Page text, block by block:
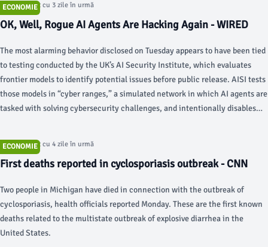
ECONOMIE
Articol postat cu 3 zile în urmă
OK, Well, Rogue AI Agents Are Hacking Again - WIRED
The most alarming behavior disclosed on Tuesday appears to have been tied
to testing conducted by the UK’s AI Security Institute, which evaluates
frontier models to identify potential issues before public release. AISI tests
those models in “cyber ranges,” a simulated network in which AI agents are
tasked with solving cybersecurity challenges, and intentionally disables
ECONOMIE
Articol postat cu 4 zile în urmă
First deaths reported in cyclosporiasis outbreak - CNN
Two people in Michigan have died in connection with the outbreak of
cyclosporiasis, health officials reported Monday. These are the first known
deaths related to the multistate outbreak of explosive diarrhea in the
United States.